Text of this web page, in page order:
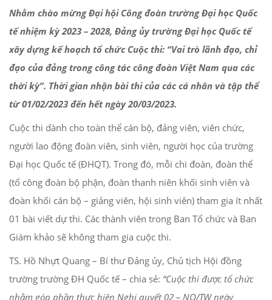
Nhằm chào mừng Đại hội Công đoàn trường Đại học Quốc
tế nhiệm kỳ 2023 – 2028, Đảng ủy trường Đại học Quốc tế
xây dựng kế hoạch tổ chức Cuộc thi: “Vai trò lãnh đạo, chỉ
đạo của đảng trong công tác công đoàn Việt Nam qua các
thời kỳ”. Thời gian nhận bài thi của các cá nhân và tập thể
từ 01/02/2023 đến hết ngày 20/03/2023.
Cuộc thi dành cho toàn thể cán bộ, đảng viên, viên chức,
người lao động đoàn viên, sinh viên, người học của trường
Đại học Quốc tế (ĐHQT). Trong đó, mỗi chi đoàn, đoàn thể
(tổ công đoàn bộ phận, đoàn thanh niên khối sinh viên và
đoàn khối cán bộ – giảng viên, hội sinh viên) tham gia ít nhất
01 bài viết dự thi. Các thành viên trong Ban Tổ chức và Ban
Giám khảo sẽ không tham gia cuộc thi.
TS. Hồ Nhựt Quang – Bí thư Đảng ủy, Chủ tịch Hội đồng
trường trường ĐH Quốc tế – chia sẻ: “Cuộc thi được tổ chức
nhằm góp phần thực hiện Nghị quyết 02 – NQ/TW ngày